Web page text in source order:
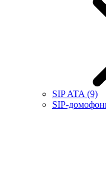
SIP ATA (9)
SIP-